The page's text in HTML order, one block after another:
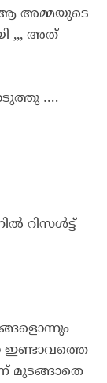
ആ അമ്മയുടെ
,,, അത്
….
റിസൾട്ട്
ഇണ്ടാവത്തെ
മുടങ്ങാതെ